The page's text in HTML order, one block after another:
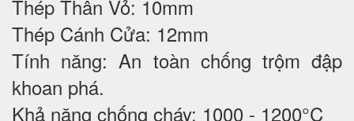
Thép Thân Vỏ: 10mm
Thép Cánh Cửa: 12mm
Tính năng: An toàn chống trộm đập
khoan phá.
Khả năng chống cháy: 1000 - 1200°C